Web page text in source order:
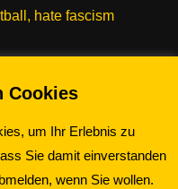
Cookies
um Ihr Erlebnis zu
Sie damit einverstanden
wenn Sie wollen.